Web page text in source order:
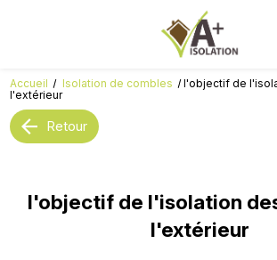
Accueil Isolation de combles
l'objectif de
l'extérieur
Retour
l'objectif de l'isolation
l'extérieur